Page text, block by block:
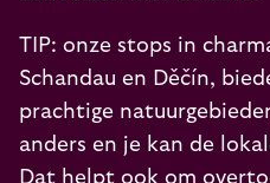
TIP: onze stops in
Schandau en Děčín,
prachtige
anders en je kan de
Dat helpt ook om